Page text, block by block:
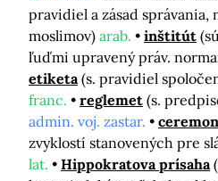
pravidiel a zásad správania,
moslimov) arab. inštitút
ľuďmi upravený práv.
etiketa (s. pravidiel
franc.
reglemet (s.
admin. voj. zastar.
zvyklostí stanovených pre
lat.
Hippokratova prísaha